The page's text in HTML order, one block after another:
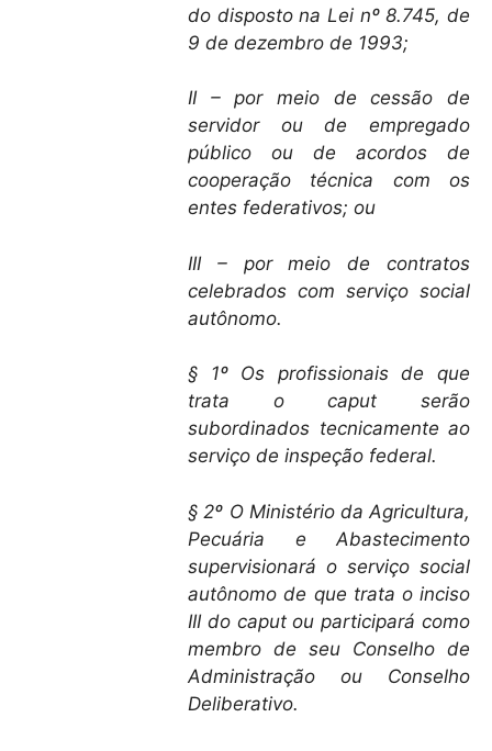
do disposto na Lei nº 8.745, de
9 de dezembro de 1993;
II – por meio de cessão de
servidor ou de empregado
público ou de acordos de
cooperação técnica com os
entes federativos; ou
III – por meio de contratos
celebrados com serviço social
autônomo.
§ 1º Os profissionais de que
trata o caput serão
subordinados tecnicamente ao
serviço de inspeção federal.
§ 2º O Ministério da Agricultura,
Pecuária e Abastecimento
supervisionará o serviço social
autônomo de que trata o inciso
III do caput ou participará como
membro de seu Conselho de
Administração ou Conselho
Deliberativo.